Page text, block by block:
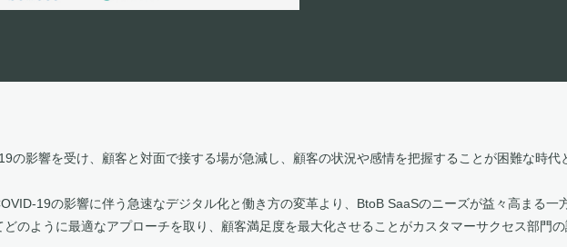
の影響を受け、顧客と対面で接する場が急減し、顧客の状況や感情を把握することが困難な時代
19の影響に伴う急速なデジタル化と働き方の変革より、BtoB SaaSのニーズが益々高まる一
どのように最適なアプローチを取り、顧客満足度を最大化させることがカスタマーサクセス部門の